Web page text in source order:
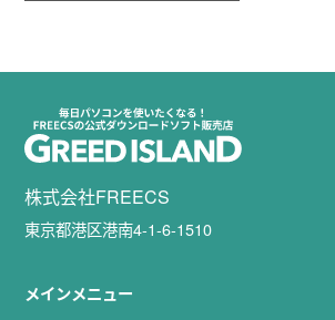
株式会社FREECS
東京都港区港南4-1-6-1510
メインメニュー